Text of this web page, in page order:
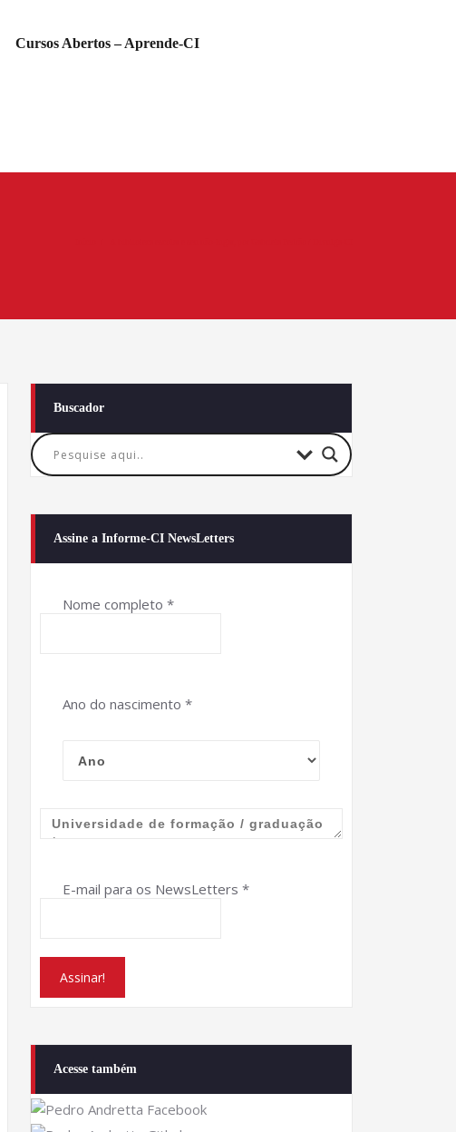
Cursos Abertos – Aprende-CI
Buscador
Assine a Informe-CI NewsLetters
Nome completo *
Ano do nascimento *
E-mail para os NewsLetters *
Acesse também